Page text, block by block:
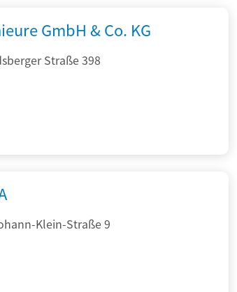
GmbH & Co. KG
Straße 398
Klein-Straße 9